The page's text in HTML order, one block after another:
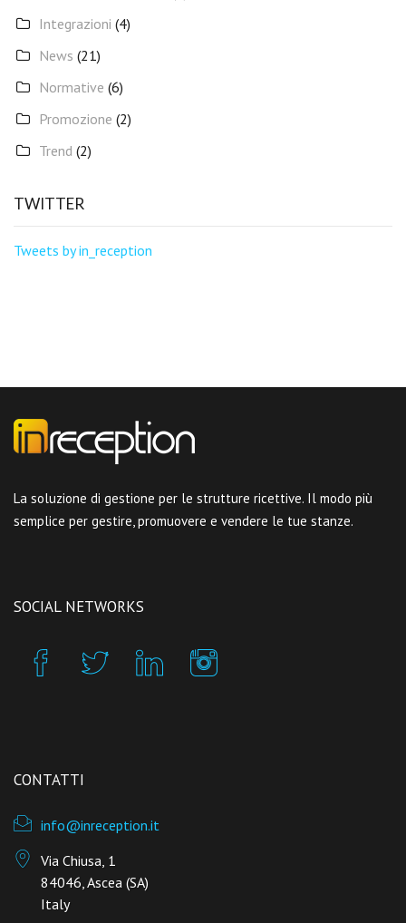
Integrazioni (4)
News (21)
Normative (6)
Promozione (2)
Trend (2)
TWITTER
Tweets by in_reception
La soluzione di gestione per le strutture ricettive. Il modo più
semplice per gestire, promuovere e vendere le tue stanze.
SOCIAL NETWORKS
CONTATTI
info@inreception.it
Via Chiusa, 1
84046, Ascea (SA)
Italy